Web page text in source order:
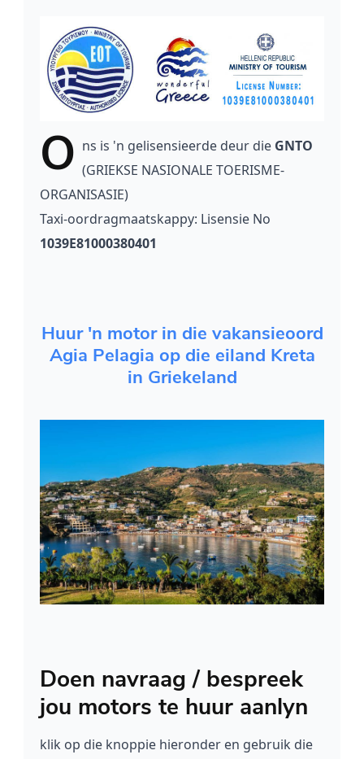
O ns is 'n gelisensieerde deur die GNTO
(GRIEKSE NASIONALE TOERISME-
ORGANISASIE)
Taxi-oordragmaatskappy: Lisensie No
1039E81000380401
Huur 'n motor in die vakansieoord
Agia Pelagia op die eiland Kreta
in Griekeland
Doen navraag / bespreek
jou motors te huur aanlyn
klik op die knoppie hieronder en gebruik die